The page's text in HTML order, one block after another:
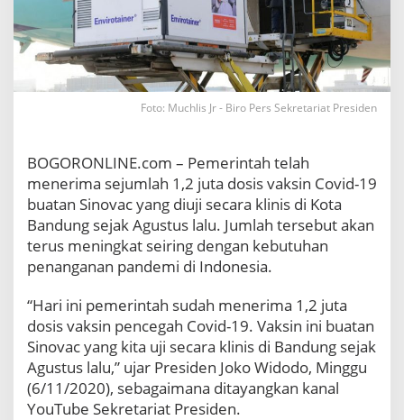
n
C
o
v
i
d
-
T
i
a
d
i
T
a
h
A
i
r
Foto: Muchlis Jr - Biro Pers Sekretariat Presiden
BOGORONLINE.com – Pemerintah telah
menerima sejumlah 1,2 juta dosis vaksin Covid-19
buatan Sinovac yang diuji secara klinis di Kota
Bandung sejak Agustus lalu. Jumlah tersebut akan
terus meningkat seiring dengan kebutuhan
penanganan pandemi di Indonesia.
“Hari ini pemerintah sudah menerima 1,2 juta
dosis vaksin pencegah Covid-19. Vaksin ini buatan
Sinovac yang kita uji secara klinis di Bandung sejak
Agustus lalu,” ujar Presiden Joko Widodo, Minggu
(6/11/2020), sebagaimana ditayangkan kanal
YouTube Sekretariat Presiden.